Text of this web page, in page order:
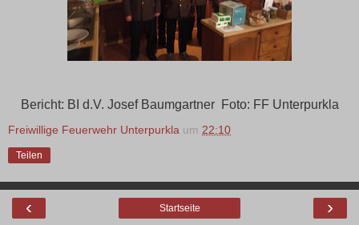
Bericht: BI d.V. Josef Baumgartner Foto: FF Unterpurkla
Freiwillige Feuerwehr Unterpurkla um 22:10
Teilen
‹ ›
Startseite